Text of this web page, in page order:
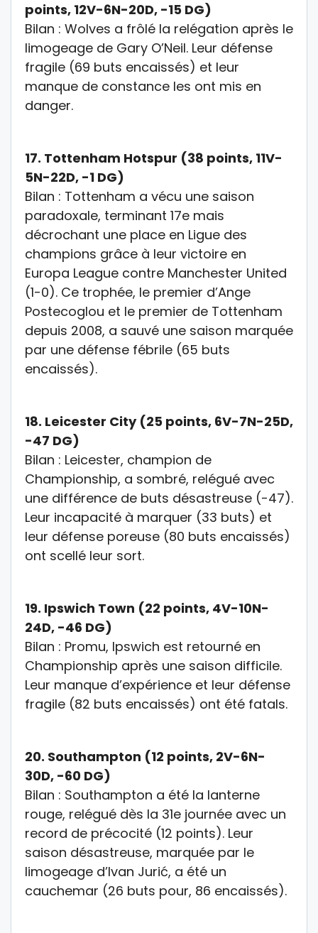
points, 12V-6N-20D, -15 DG)
Bilan : Wolves a frôlé la relégation après le
limogeage de Gary O’Neil. Leur défense
fragile (69 buts encaissés) et leur
manque de constance les ont mis en
danger.
17. Tottenham Hotspur (38 points, 11V-
5N-22D, -1 DG)
Bilan : Tottenham a vécu une saison
paradoxale, terminant 17e mais
décrochant une place en Ligue des
champions grâce à leur victoire en
Europa League contre Manchester United
(1-0). Ce trophée, le premier d’Ange
Postecoglou et le premier de Tottenham
depuis 2008, a sauvé une saison marquée
par une défense fébrile (65 buts
encaissés).
18. Leicester City (25 points, 6V-7N-25D,
-47 DG)
Bilan : Leicester, champion de
Championship, a sombré, relégué avec
une différence de buts désastreuse (-47).
Leur incapacité à marquer (33 buts) et
leur défense poreuse (80 buts encaissés)
ont scellé leur sort.
19. Ipswich Town (22 points, 4V-10N-
24D, -46 DG)
Bilan : Promu, Ipswich est retourné en
Championship après une saison difficile.
Leur manque d’expérience et leur défense
fragile (82 buts encaissés) ont été fatals.
20. Southampton (12 points, 2V-6N-
30D, -60 DG)
Bilan : Southampton a été la lanterne
rouge, relégué dès la 31e journée avec un
record de précocité (12 points). Leur
saison désastreuse, marquée par le
limogeage d’Ivan Jurić, a été un
cauchemar (26 buts pour, 86 encaissés).